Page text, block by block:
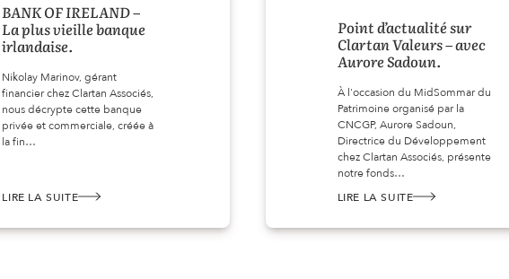
BANK OF IRELAND –
La plus vieille banque
irlandaise.
Nikolay Marinov, gérant
financier chez Clartan Associés,
nous décrypte cette banque
privée et commerciale, créée à
la fin…
LIRE LA SUITE
:
IRELAND
Point d’actualité sur
Clartan Valeurs – avec
Aurore Sadoun.
À l'occasion du MidSommar du
Patrimoine organisé par la
CNCGP, Aurore Sadoun,
Directrice du Développement
chez Clartan Associés, présente
notre fonds…
LIRE LA SUITE
:
SUR